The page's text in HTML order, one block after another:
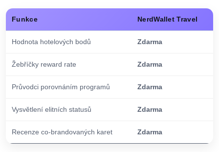
Funkce NerdWallet Travel
Hodnota hotelových bodů Zdarma
Žebříčky reward rate Zdarma
Průvodci porovnáním programů Zdarma
Vysvětlení elitních statusů Zdarma
Recenze co-brandovaných karet Zdarma